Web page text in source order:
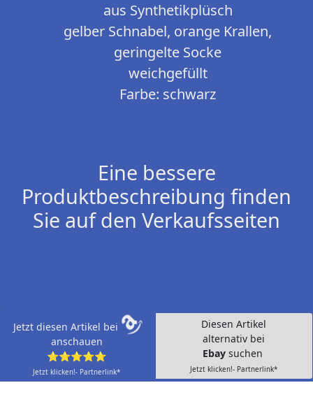
aus Synthetikplüsch
gelber Schnabel, orange Krallen,
geringelte Socke
weichgefüllt
Farbe: schwarz
Eine bessere
Produktbeschreibung finden
Sie auf den Verkaufsseiten
Jetzt diesen Artikel bei
anschauen
⭐⭐⭐⭐⭐
Jetzt klicken!- Partnerlink*
Diesen Artikel
alternativ bei
Ebay suchen
Jetzt klicken!- Partnerlink*